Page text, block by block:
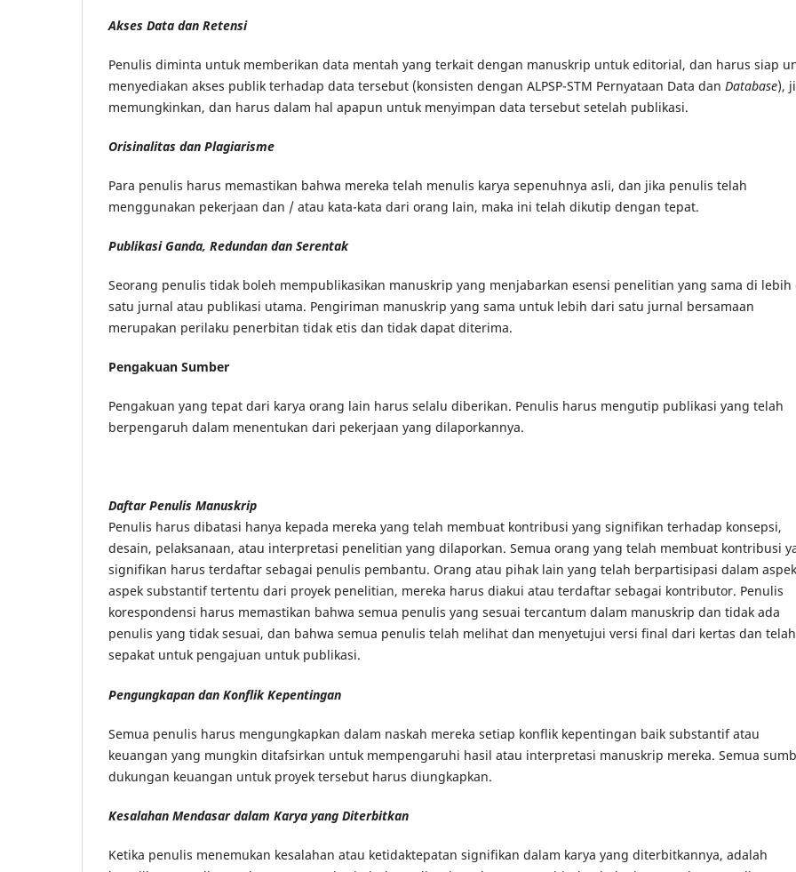
Akses Data dan Retensi
Penulis diminta untuk memberikan data mentah yang terkait dengan manuskrip untuk editorial, dan harus siap
menyediakan akses publik terhadap data tersebut (konsisten dengan ALPSP-STM Pernyataan Data dan Database),
memungkinkan, dan harus dalam hal apapun untuk menyimpan data tersebut setelah publikasi.
Orisinalitas dan Plagiarisme
Para penulis harus memastikan bahwa mereka telah menulis karya sepenuhnya asli, dan jika penulis telah
menggunakan pekerjaan dan / atau kata-kata dari orang lain, maka ini telah dikutip dengan tepat.
Publikasi Ganda, Redundan dan Serentak
Seorang penulis tidak boleh mempublikasikan manuskrip yang menjabarkan esensi penelitian yang sama di lebih
satu jurnal atau publikasi utama. Pengiriman manuskrip yang sama untuk lebih dari satu jurnal bersamaan
merupakan perilaku penerbitan tidak etis dan tidak dapat diterima.
Pengakuan Sumber
Pengakuan yang tepat dari karya orang lain harus selalu diberikan. Penulis harus mengutip publikasi yang telah
berpengaruh dalam menentukan dari pekerjaan yang dilaporkannya.
Daftar Penulis Manuskrip
Penulis harus dibatasi hanya kepada mereka yang telah membuat kontribusi yang signifikan terhadap konsepsi,
desain, pelaksanaan, atau interpretasi penelitian yang dilaporkan. Semua orang yang telah membuat kontribusi
signifikan harus terdaftar sebagai penulis pembantu. Orang atau pihak lain yang telah berpartisipasi dalam
aspek substantif tertentu dari proyek penelitian, mereka harus diakui atau terdaftar sebagai kontributor. Penulis
korespondensi harus memastikan bahwa semua penulis yang sesuai tercantum dalam manuskrip dan tidak ada
penulis yang tidak sesuai, dan bahwa semua penulis telah melihat dan menyetujui versi final dari kertas dan telah
sepakat untuk pengajuan untuk publikasi.
Pengungkapan dan Konflik Kepentingan
Semua penulis harus mengungkapkan dalam naskah mereka setiap konflik kepentingan baik substantif atau
keuangan yang mungkin ditafsirkan untuk mempengaruhi hasil atau interpretasi manuskrip mereka. Semua
dukungan keuangan untuk proyek tersebut harus diungkapkan.
Kesalahan Mendasar dalam Karya yang Diterbitkan
Ketika penulis menemukan kesalahan atau ketidaktepatan signifikan dalam karya yang diterbitkannya, adalah